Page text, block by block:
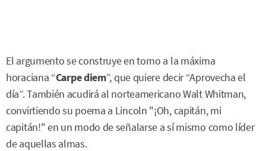
El argumento se construye en torno a la máxima
horaciana “Carpe diem”, que quiere decir “Aprovecha el
día”. También acudirá al norteamericano Walt Whitman,
convirtiendo su poema a Lincoln "¡Oh, capitán, mi
capitán!" en un modo de señalarse a sí mismo como líder
de aquellas almas.